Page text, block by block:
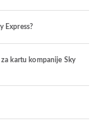
Express?
kartu kompanije Sky